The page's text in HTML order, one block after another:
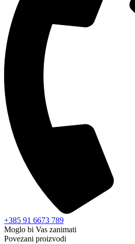
+385 91 6673 789
Moglo bi Vas zanimati
Povezani proizvodi